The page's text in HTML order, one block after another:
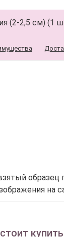
(2-2,5 см) (1
на